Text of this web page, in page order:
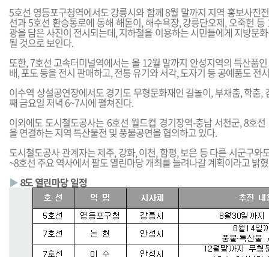
5호선 영등포구청역에서도 강릉시와 함께 8월 말까지 지역 홍보사진
선과 5호선 환승통로에 동해 해돋이, 해수욕장, 강릉단오제, 오죽헌
광을 담은 사진이 전시되는데, 지하철을 이용하는 시민들에게 지방문
될 것으로 보인다.
또한, 7호선 고속터미널역에서는 올 12월 말까지 안성지역의 특산품
배, 포도 등을 전시 판매하고, 전통 유기와 서각, 도자기 등 공예품도 전
이수역 상설공연장에서도 경기도 무형문화재인 길놀이, 부채춤, 학춤,
째 금요일 저녁 6~7시에 펼쳐진다.
이외에도 도시철도공사는 6호선 월드컵 경기장역-충남 서천군, 8호
을 연결하는 지역 특산물전 및 풍물공연을 협의하고 있다.
도시철도공사 관계자는 제주, 강화, 이천, 함평, 보은 등 다른 시군구와
~8호선 주요 역사에서 팔도 열린마당 개최를 늘려나갈 계획이라고 밝
▶8도 열린마당 일정